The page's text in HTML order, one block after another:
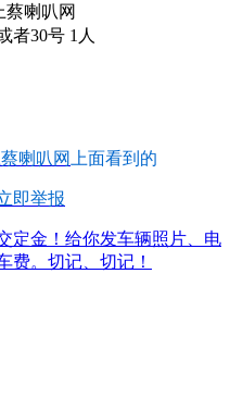
蔡喇叭网
者30号 1人
喇叭网 上面看到的
即举报
定金！给你发车辆照片、电
费。切记、切记！